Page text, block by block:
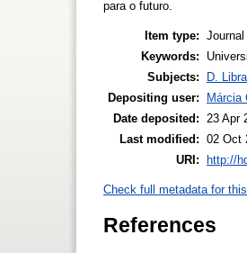
para o futuro.
Item type:
Keywords:
Subjects:
D.
Depositing user:
Márcia
Date deposited:
23 Apr
Last modified: 02 Oct
URI:
http://
Check full metadata for
References